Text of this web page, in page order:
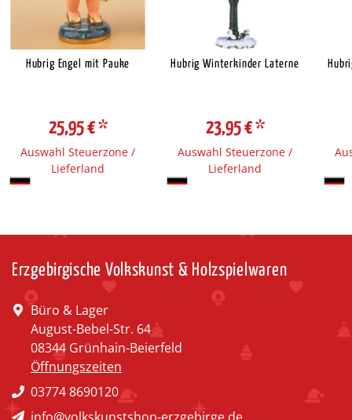
Hubrig Engel mit Pauke
25,95 €*
Auswahl Steuerzone /
Lieferland
Hubrig Winterkinder Laterne
23,95 €*
Auswahl Steuerzone /
Lieferland
Erzgebirgische Volkskunst & Holzspielwaren
Büro & Lager
August-Bebel-Str. 64
08344 Grünhain-Beierfeld
Öffnungszeiten
03774 8690120